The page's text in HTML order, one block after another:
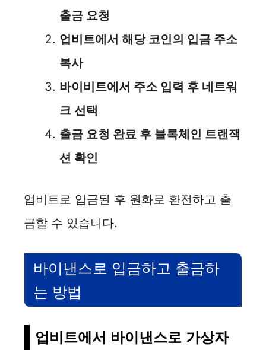
출금 요청
업비트에서 해당 코인의 입금 주소
복사
바이비트에서 주소 입력 후 네트워
크 선택
출금 요청 완료 후 블록체인 트랜잭
션 확인
업비트로 입금된 후 원화로 환전하고 출
금할 수 있습니다.
바이낸스로 입금하고 출금하
는 방법
업비트에서 바이낸스로 가상자